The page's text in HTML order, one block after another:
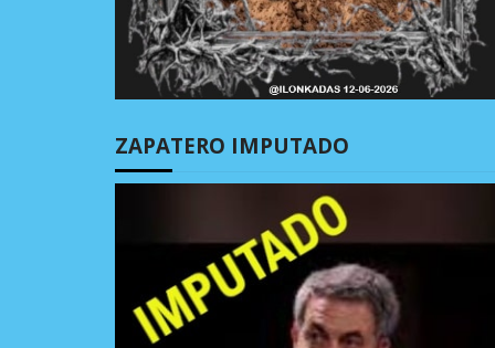
ZAPATERO IMPUTADO